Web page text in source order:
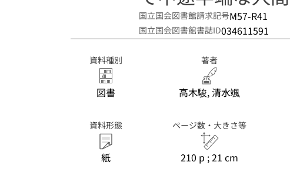
国立国会図書館請求記号M57-R41
国立国会図書館書誌ID034611591
資料種別
図書
著者
高木駿, 清水颯
資料形態
紙
ページ数・大きさ等
210 p ; 21 cm